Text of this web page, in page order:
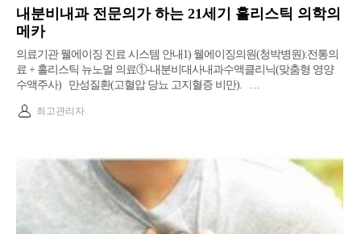
내분비내과 전문의가 하는 21세기 홀리스틱 의학의
메카
의료기관 웰에이징 진료 시스템 안내1) 웰에이징의원(청박병원):전통의
료 + 홀리스틱 뉴노멀 의료①-내분비대사내과수액클리닉(맞춤형 영양
수액주사) 만성질환(고혈압 당뇨 고지혈증 비만). …
최고관리자